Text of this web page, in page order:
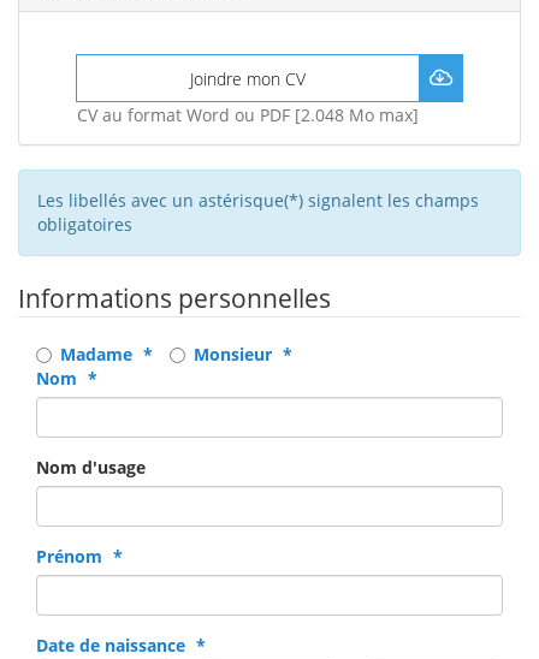
Joindre mon CV
CV au format Word ou PDF [2.048 Mo max]
Les libellés avec un astérisque(*) signalent les champs
obligatoires
Informations personnelles
CivilitéMadame
Monsieur
Nom
Nom d'usage
Prénom
Date de naissance